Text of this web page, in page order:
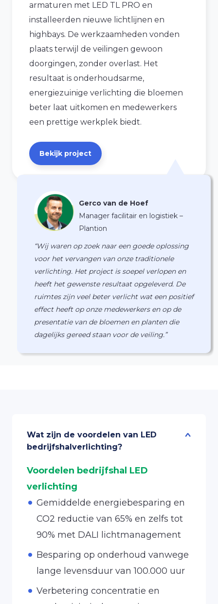
armaturen met LED TL PRO en
installeerden nieuwe lichtlijnen en
highbays. De werkzaamheden vonden
plaats terwijl de veilingen gewoon
doorgingen, zonder overlast. Het
resultaat is onderhoudsarme,
energiezuinige verlichting die bloemen
beter laat uitkomen en medewerkers
een prettige werkplek biedt.
Bekijk project
Gerco van de Hoef
Manager facilitair en logistiek –
Plantion
“Wij waren op zoek naar een goede oplossing
voor het vervangen van onze traditionele
verlichting. Het project is soepel verlopen en
heeft het gewenste resultaat opgeleverd. De
ruimtes zijn veel beter verlicht wat een positief
effect heeft op onze medewerkers en op de
presentatie van de bloemen en planten die
dagelijks gereed staan voor de veiling.”
Wat zijn de voordelen van LED
bedrijfshalverlichting?
Voordelen bedrijfshal LED
verlichting
Gemiddelde energiebesparing en
CO2 reductie van 65% en zelfs tot
90% met DALI lichtmanagement
Besparing op onderhoud vanwege
lange levensduur van 100.000 uur
Verbetering concentratie en